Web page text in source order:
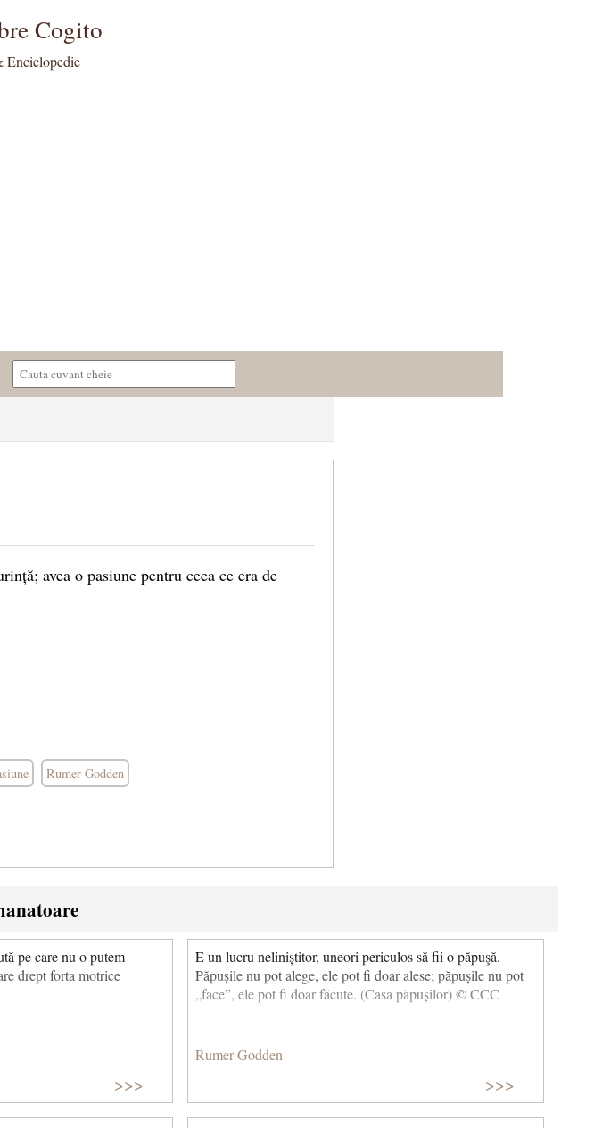
Cogito
Enciclopedie
avea o pasiune pentru ceea ce era de
Rumer Godden
pe care nu o putem
drept forta motrice
>>>
E un lucru neliniștitor, uneori periculos să fii o păpuşă.
Păpușile nu pot alege, ele pot fi doar alese; păpușile nu pot
„face”, ele pot fi doar făcute. (Casa păpușilor) © CCC
Rumer Godden
>>>